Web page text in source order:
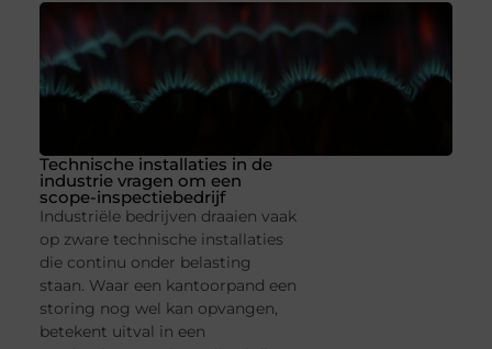
Technische installaties in de
industrie vragen om een
scope-inspectiebedrijf
Industriële bedrijven draaien vaak
op zware technische installaties
die continu onder belasting
staan. Waar een kantoorpand een
storing nog wel kan opvangen,
betekent uitval in een